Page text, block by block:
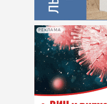
РЕКЛАМА